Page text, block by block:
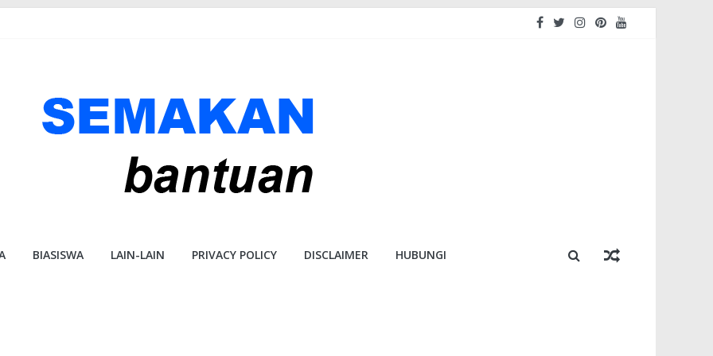
BIASISWA LAIN-LAIN PRIVACY POLICY DISCLAIMER HUBUNGI